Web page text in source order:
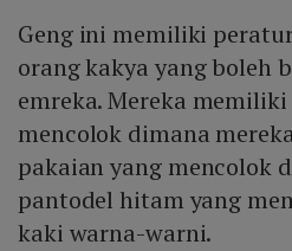
Geng ini memiliki
orang kakya yang boleh
emreka. Mereka
mencolok dimana
pakaian yang mencolok
pantodel hitam yang
kaki warna-warni.